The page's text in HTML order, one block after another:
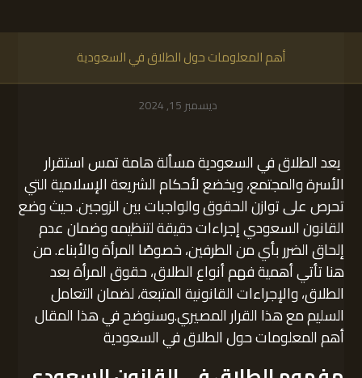
أهم المعلومات حول الطلاق في السعودية
ديسمبر 15, 2024
يعد الطلاق في السعودية مسألة هامة تمس استقرار
الأسرة والمجتمع، ويخضع لأحكام الشريعة الإسلامية التي
تحرص على توازن الحقوق والواجبات بين الزوجين. حيث وضع
القانون السعودي إجراءات دقيقة لتنظيمه وضمان عدم
إلحاق الضرر بأي من الطرفين، خصوصًا المرأة والأبناء. من
هنا تأتي أهمية فهم أنواع الطلاق، حقوق المرأة بعد
الطلاق، والإجراءات القانونية المتبعة، لضمان التعامل
السليم مع هذا القرار المصيري.وسنوضح في هذا المقال
أهم المعلومات حول الطلاق في السعودية